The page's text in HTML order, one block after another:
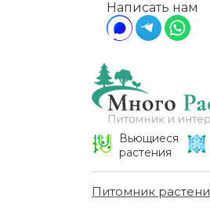
Написать нам
Вьющиеся
растения
Питомник